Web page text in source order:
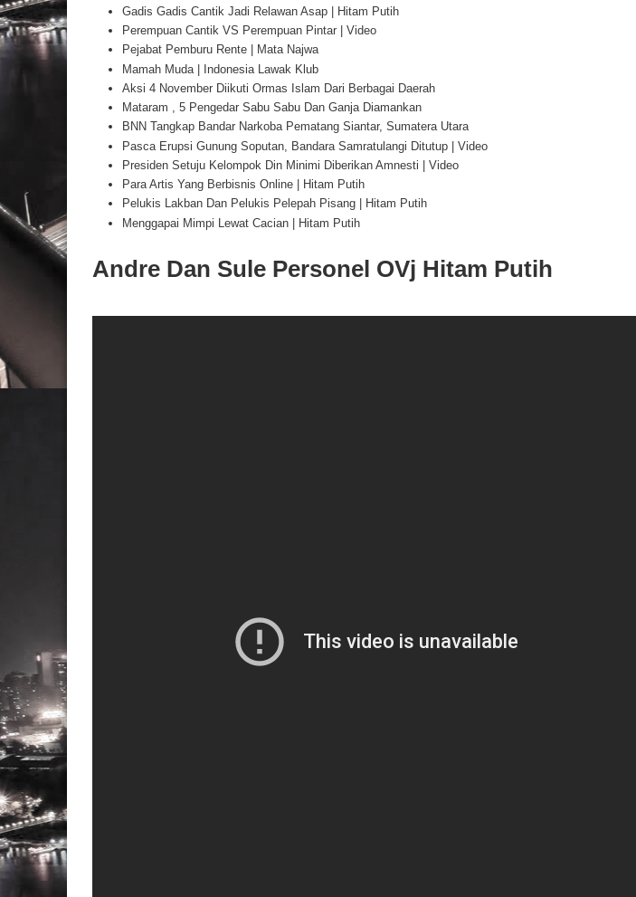
Gadis Gadis Cantik Jadi Relawan Asap | Hitam Putih
Perempuan Cantik VS Perempuan Pintar | Video
Pejabat Pemburu Rente | Mata Najwa
Mamah Muda | Indonesia Lawak Klub
Aksi 4 November Diikuti Ormas Islam Dari Berbagai Daerah
Mataram , 5 Pengedar Sabu Sabu Dan Ganja Diamankan
BNN Tangkap Bandar Narkoba Pematang Siantar, Sumatera Utara
Pasca Erupsi Gunung Soputan, Bandara Samratulangi Ditutup | Video
Presiden Setuju Kelompok Din Minimi Diberikan Amnesti | Video
Para Artis Yang Berbisnis Online | Hitam Putih
Pelukis Lakban Dan Pelukis Pelepah Pisang | Hitam Putih
Menggapai Mimpi Lewat Cacian | Hitam Putih
Andre Dan Sule Personel OVj Hitam Putih